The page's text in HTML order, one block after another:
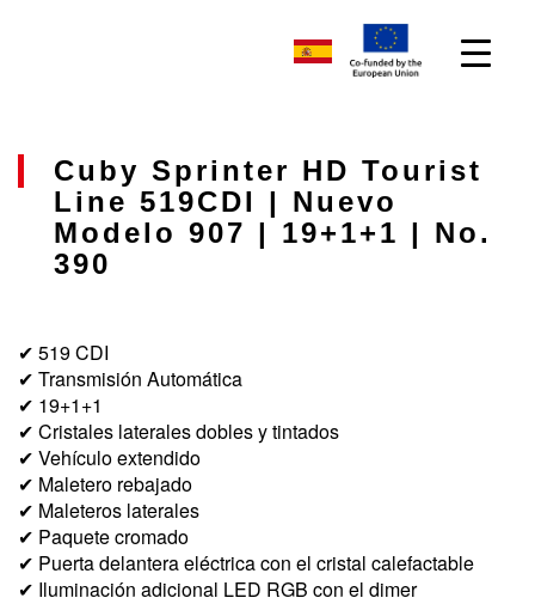
Cuby Sprinter HD Tourist
Line 519CDI | Nuevo
Modelo 907 | 19+1+1 | No.
390
✔ 519 CDI
✔ Transmisión Automática
✔ 19+1+1
✔ Cristales laterales dobles y tintados
✔ Vehículo extendido
✔ Maletero rebajado
✔ Maleteros laterales
✔ Paquete cromado
✔ Puerta delantera eléctrica con el cristal calefactable
✔ Iluminación adicional LED RGB con el dimer